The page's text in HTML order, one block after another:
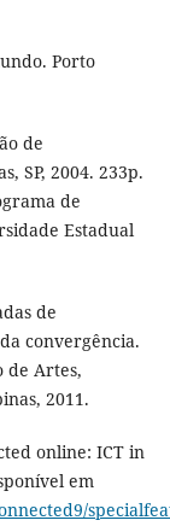
Porto
de
SP, 2004. 233p.
de
Estadual
de
convergência.
de Artes,
2011.
online: ICT in
em